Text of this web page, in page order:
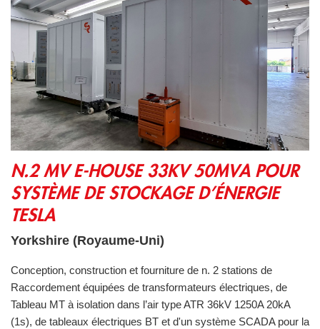
N.2 MV E-HOUSE 33KV 50MVA POUR
SYSTÈME DE STOCKAGE D’ÉNERGIE
TESLA
Yorkshire (Royaume-Uni)
Conception, construction et fourniture de n. 2 stations de
Raccordement équipées de transformateurs électriques, de
Tableau MT à isolation dans l’air type ATR 36kV 1250A 20kA
(1s), de tableaux électriques BT et d'un système SCADA pour la